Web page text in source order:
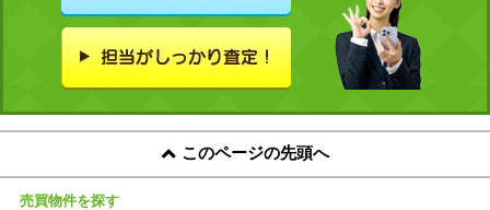
このページの先頭へ
売買物件を探す